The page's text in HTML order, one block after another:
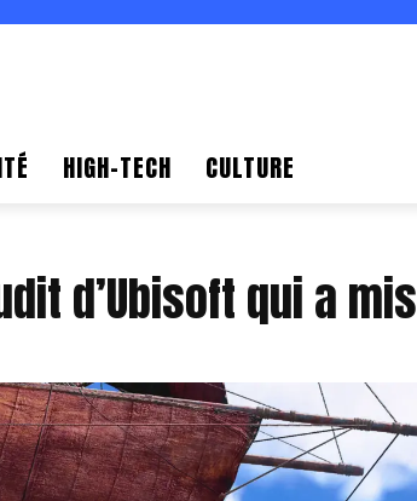
HIGH-TECH CULTURE
d’Ubisoft qui a mis